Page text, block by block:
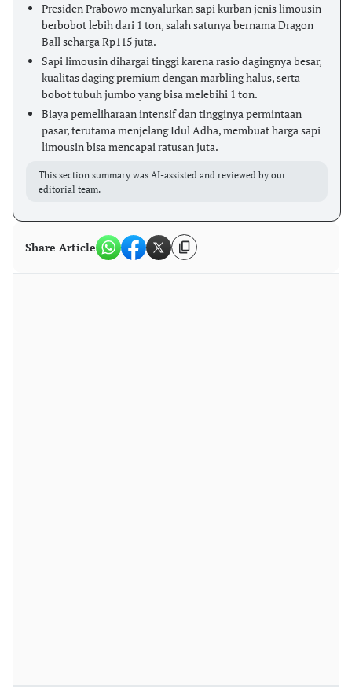
Presiden Prabowo menyalurkan sapi kurban jenis limousin
berbobot lebih dari 1 ton, salah satunya bernama Dragon
Ball seharga Rp115 juta.
Sapi limousin dihargai tinggi karena rasio dagingnya besar,
kualitas daging premium dengan marbling halus, serta
bobot tubuh jumbo yang bisa melebihi 1 ton.
Biaya pemeliharaan intensif dan tingginya permintaan
pasar, terutama menjelang Idul Adha, membuat harga sapi
limousin bisa mencapai ratusan juta.
This section summary was AI-assisted and reviewed by our
editorial team.
Share Article